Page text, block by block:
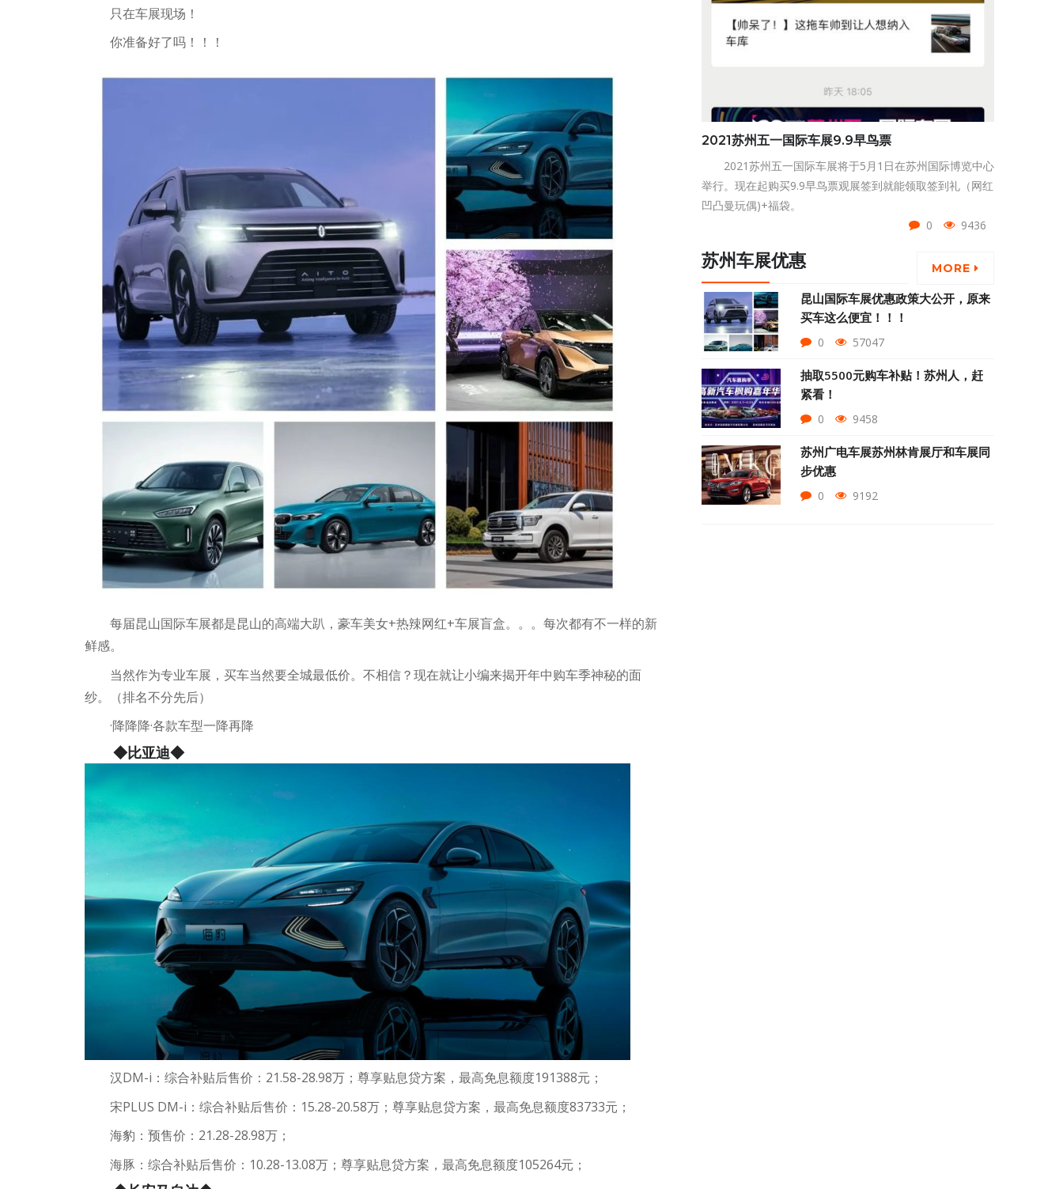
只在车展现场！
你准备好了吗！！！
每届昆山国际车展都是昆山的高端大趴，豪车美女+热辣网红+车展盲盒。。。每次都有不一样的新
鲜感。
当然作为专业车展，买车当然要全城最低价。不相信？现在就让小编来揭开年中购车季神秘的面
纱。（排名不分先后）
·降降降·各款车型一降再降
◆比亚迪◆
汉DM-i：综合补贴后售价：21.58-28.98万；尊享贴息贷方案，最高免息额度191388元；
宋PLUS DM-i：综合补贴后售价：15.28-20.58万；尊享贴息贷方案，最高免息额度83733元；
海豹：预售价：21.28-28.98万；
海豚：综合补贴后售价：10.28-13.08万；尊享贴息贷方案，最高免息额度105264元；
2021苏州五一国际车展9.9早鸟票
2021苏州五一国际车展将于5月1日在苏州国际博览中心
举行。现在起购买9.9早鸟票观展签到就能领取签到礼（网红
凹凸曼玩偶)+福袋。
0
9436
苏州车展优惠 MORE
昆山国际车展优惠政策大公开，原来
买车这么便宜！！！
0 57047
抽取5500元购车补贴！苏州人，赶
紧看！
0 9458
苏州广电车展苏州林肯展厅和车展同
步优惠
0 9192